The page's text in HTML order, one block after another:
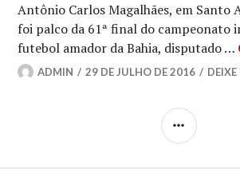
Antônio Carlos Magalhães, em Santo
foi palco da 61ª final do campeonato
futebol amador da Bahia, disputado …
ADMIN 29 DE JULHO DE 2016